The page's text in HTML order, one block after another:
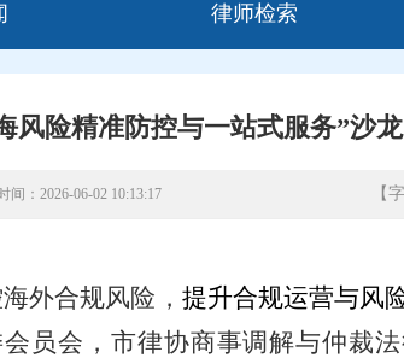
律师检索
风险精准防控与一站式服务”沙
间：2026-06-02 10:13:17 【
外合规风险， 提升合规运营与风
员会，市律协商事调解与仲裁